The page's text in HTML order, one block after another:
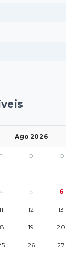
Ago 2026
T Q Q
4 5 6
12 13
19 20
26 27